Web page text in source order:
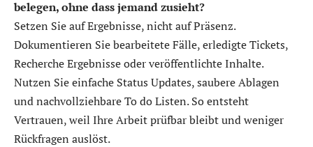
belegen, ohne dass jemand zusieht?
Setzen Sie auf Ergebnisse, nicht auf Präsenz.
Dokumentieren Sie bearbeitete Fälle, erledigte Tickets,
Recherche Ergebnisse oder veröffentlichte Inhalte.
Nutzen Sie einfache Status Updates, saubere Ablagen
und nachvollziehbare To do Listen. So entsteht
Vertrauen, weil Ihre Arbeit prüfbar bleibt und weniger
Rückfragen auslöst.